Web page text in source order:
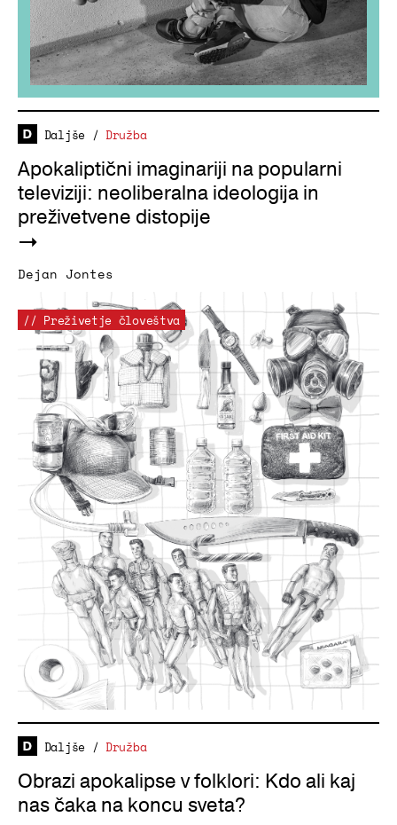
Daljše / Družba
Apokaliptični imaginariji na popularni
televiziji: neoliberalna ideologija in
preživetvene distopije
Dejan Jontes
// Preživetje človeštva
Daljše / Družba
Obrazi apokalipse v folklori: Kdo ali kaj
nas čaka na koncu sveta?